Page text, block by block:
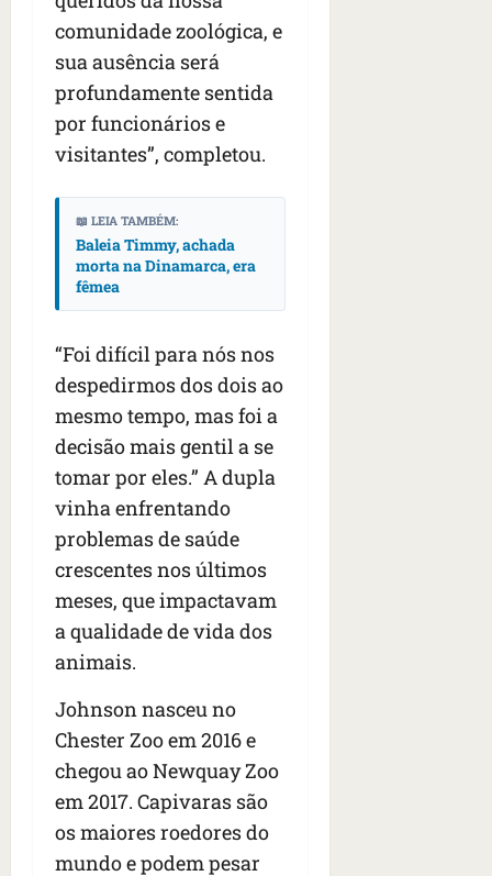
comunidade zoológica, e
sua ausência será
profundamente sentida
por funcionários e
visitantes”, completou.
📖 LEIA TAMBÉM:
Baleia Timmy, achada
morta na Dinamarca, era
fêmea
“Foi difícil para nós nos
despedirmos dos dois ao
mesmo tempo, mas foi a
decisão mais gentil a se
tomar por eles.” A dupla
vinha enfrentando
problemas de saúde
crescentes nos últimos
meses, que impactavam
a qualidade de vida dos
animais.
Johnson nasceu no
Chester Zoo em 2016 e
chegou ao Newquay Zoo
em 2017. Capivaras são
os maiores roedores do
mundo e podem pesar